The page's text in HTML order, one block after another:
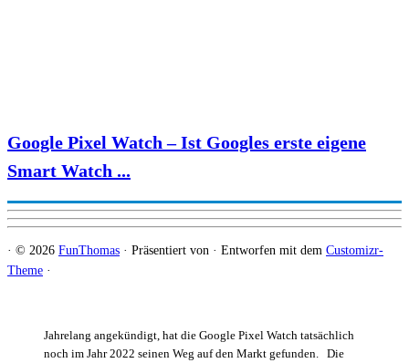
Jahrelang angekündigt, hat die Google Pixel Watch tatsächlich
noch im Jahr 2022 seinen Weg auf den Markt gefunden. Die
Google Pixel Watch – Ist Googles erste eigene
Smart Watch ...
· © 2026 FunThomas · Präsentiert von · Entworfen mit dem Customizr-
Theme ·